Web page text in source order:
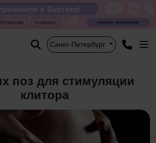
Санкт-Петербург
поз для стимуляции
клитора